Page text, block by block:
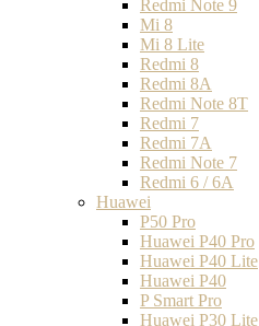
Redmi Note 9
Mi 8
Mi 8 Lite
Redmi 8
Redmi 8A
Redmi Note 8T
Redmi 7
Redmi 7A
Redmi Note 7
Redmi 6 / 6A
Huawei
P50 Pro
Huawei P40 Pro
Huawei P40 Lite
Huawei P40
P Smart Pro
Huawei P30 Lite